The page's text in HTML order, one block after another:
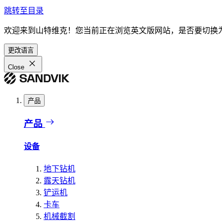
跳转至目录
欢迎来到山特维克！您当前正在浏览英文版网站，是否要切换
更改语言
Close
产品
产品
设备
地下钻机
露天钻机
铲运机
卡车
机械截割